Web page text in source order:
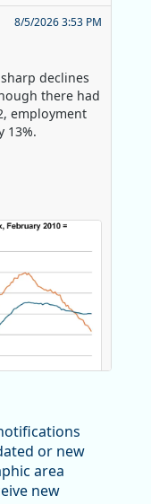
8/5/2026 3:53 PM
declines
there had
employment
13%.
or new
area
new